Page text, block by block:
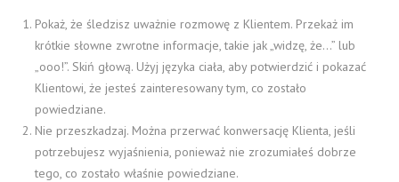
Pokaż, że śledzisz uważnie rozmowę z Klientem. Przekaż im
krótkie słowne zwrotne informacje, takie jak „widzę, że…” lub
„ooo!”. Skiń głową. Użyj języka ciała, aby potwierdzić i pokazać
Klientowi, że jesteś zainteresowany tym, co zostało
powiedziane.
Nie przeszkadzaj. Można przerwać konwersację Klienta, jeśli
potrzebujesz wyjaśnienia, ponieważ nie zrozumiałeś dobrze
tego, co zostało właśnie powiedziane.